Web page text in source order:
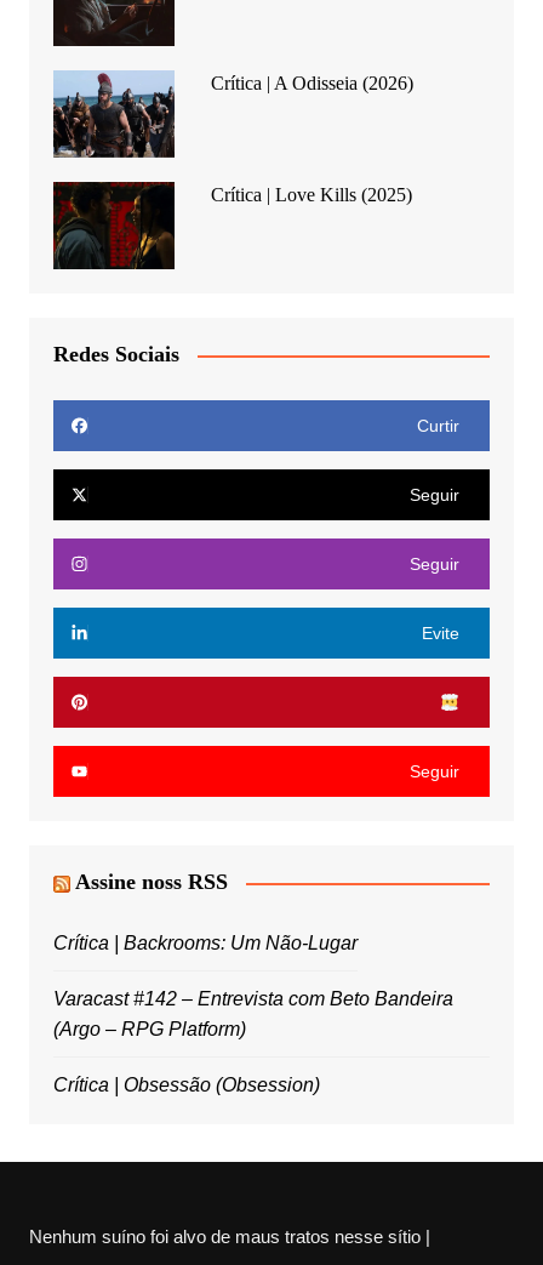
Crítica | A Odisseia (2026)
Crítica | Love Kills (2025)
Redes Sociais
Curtir
Seguir
Seguir
Evite
Seguir
Assine noss RSS
Crítica | Backrooms: Um Não-Lugar
Varacast #142 – Entrevista com Beto Bandeira
(Argo – RPG Platform)
Crítica | Obsessão (Obsession)
Nenhum suíno foi alvo de maus tratos nesse sítio |